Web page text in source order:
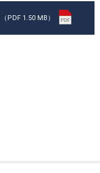
（PDF 1.50 MB）